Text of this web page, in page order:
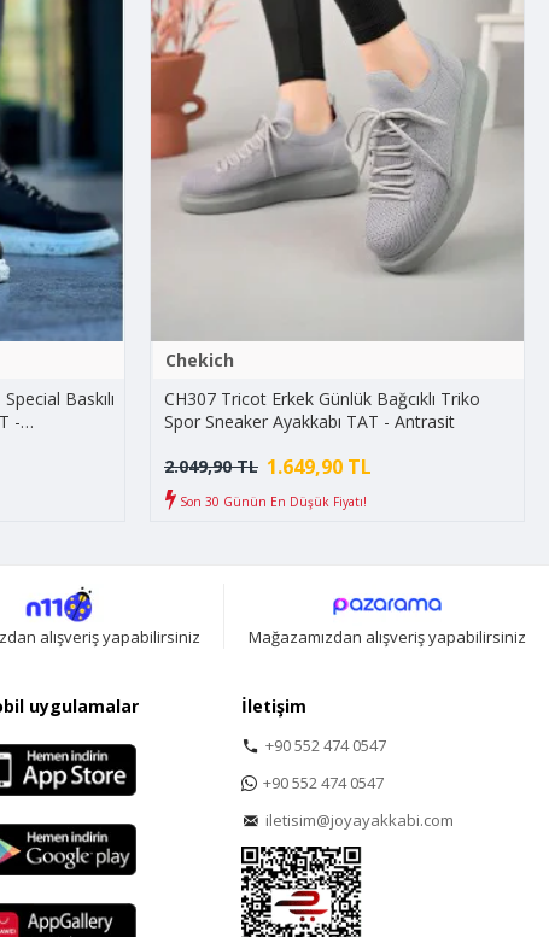
Baskılı
-
Chekich
CH307 Tricot Erkek Günlük Bağcıklı Triko
Spor Sneaker Ayakkabı TAT - Antrasit
1.649,90 TL
2.049,90 TL
Son 30 Günün En Düşük Fiyatı!
alışveriş yapabilirsiniz Mağazamızdan alışveriş yapabilirsiniz
uygulamalar İletişim
+90 552 474 0547
+90 552 474 0547
iletisim@joyayakkabi.com